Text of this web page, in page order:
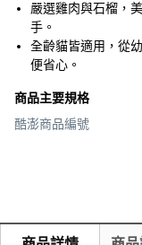
嚴選雞肉與石榴，
手。
全齡貓皆適用，從
便省心。
商品主要規格
酷澎商品編號